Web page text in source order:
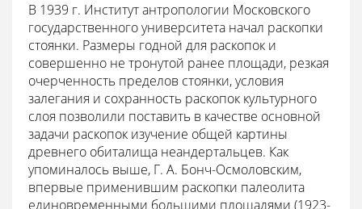
В 1939 г. Институт антропологии Московского
государственного университета начал раскопки
стоянки. Размеры годной для раскопок и
совершенно не тронутой ранее площади, резкая
очерченность пределов стоянки, условия
залегания и сохранность раскопок культурного
слоя позволили поставить в качестве основной
задачи раскопок изучение общей картины
древнего обиталища неандертальцев. Как
упоминалось выше, Г. А. Бонч-Осмоловским,
впервые применившим раскопки палеолита
единовременными большими площадями (1923-